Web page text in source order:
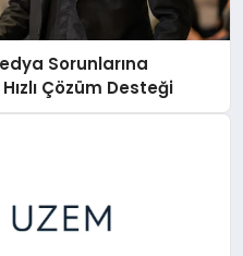
Sorunlarına
Çözüm Desteği